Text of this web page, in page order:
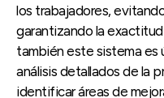
los trabajadores,
garantizando la
también este sistema es
análisis detallados de la
identificar áreas de